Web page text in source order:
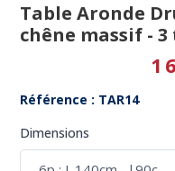
Table Aronde
chêne massif -
1
Référence : TAR14
Dimensions